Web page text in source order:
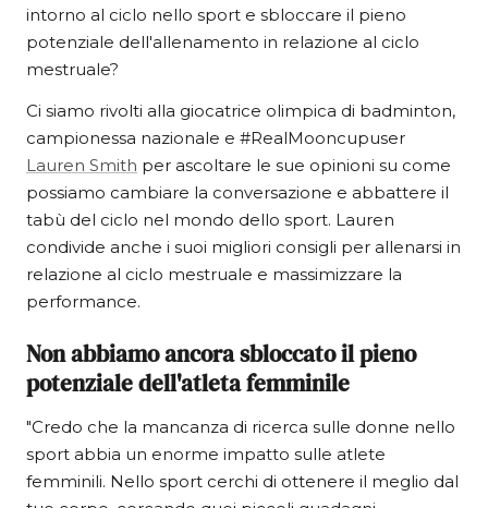
intorno al ciclo nello sport e sbloccare il pieno
potenziale dell'allenamento in relazione al ciclo
mestruale?
Ci siamo rivolti alla giocatrice olimpica di badminton,
campionessa nazionale e #RealMooncupuser
Lauren Smith per ascoltare le sue opinioni su come
possiamo cambiare la conversazione e abbattere il
tabù del ciclo nel mondo dello sport. Lauren
condivide anche i suoi migliori consigli per allenarsi in
relazione al ciclo mestruale e massimizzare la
performance.
Non abbiamo ancora sbloccato il pieno
potenziale dell'atleta femminile
"Credo che la mancanza di ricerca sulle donne nello
sport abbia un enorme impatto sulle atlete
femminili. Nello sport cerchi di ottenere il meglio dal